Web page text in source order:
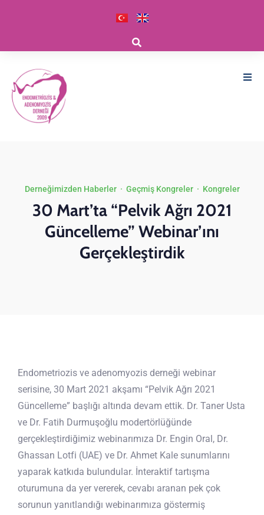
Derneğimizden Haberler· Geçmiş Kongreler· Kongreler
30 Mart’ta “Pelvik Ağrı 2021
Güncelleme” Webinar’ını
Gerçekleştirdik
Endometriozis ve adenomyozis derneği webinar
serisine, 30 Mart 2021 akşamı “Pelvik Ağrı 2021
Güncelleme” başlığı altında devam ettik. Dr. Taner Usta
ve Dr. Fatih Durmuşoğlu modertörlüğünde
gerçekleştirdiğimiz webinarımıza Dr. Engin Oral, Dr.
Ghassan Lotfi (UAE) ve Dr. Ahmet Kale sunumlarını
yaparak katkıda bulundular. İnteraktif tartışma
oturumuna da yer vererek, cevabı aranan pek çok
sorunun yanıtlandığı webinarımıza göstermiş